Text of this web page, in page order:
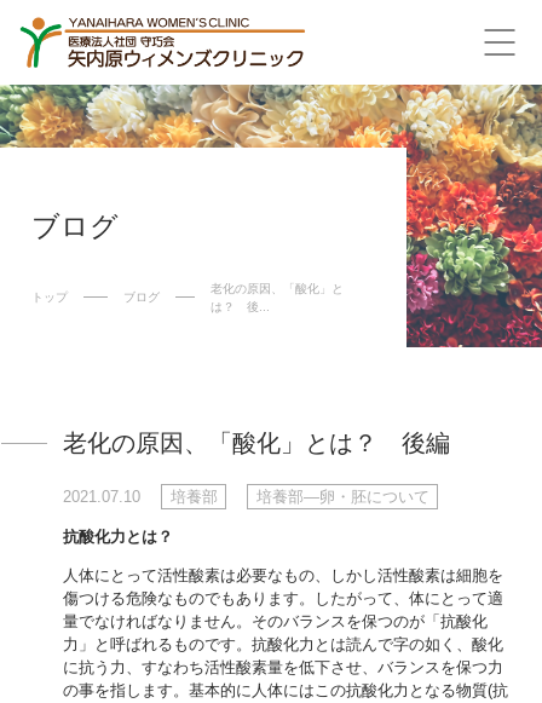
ブログ
トップ ブログ
老化の原因、「酸化」と
は？ 後...
老化の原因、「酸化」とは？ 後編
2021.07.10 培養部 培養部―卵・胚について
抗酸化力とは？
人体にとって活性酸素は必要なもの、しかし活性酸素は細胞を
傷つける危険なものでもあります。したがって、体にとって適
量でなければなりません。そのバランスを保つのが「抗酸化
力」と呼ばれるものです。抗酸化力とは読んで字の如く、酸化
に抗う力、すなわち活性酸素量を低下させ、バランスを保つ力
の事を指します。 基本的に人体にはこの抗酸化力となる物質(抗